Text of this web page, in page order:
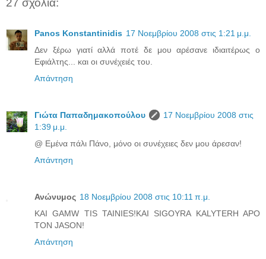
27 σχόλια:
Panos Konstantinidis 17 Νοεμβρίου 2008 στις 1:21 μ.μ.
Δεν ξέρω γιατί αλλά ποτέ δε μου αρέσανε ιδιαιτέρως ο
Εφιάλτης... και οι συνέχειές του.
Απάντηση
Γιώτα Παπαδημακοπούλου
17 Νοεμβρίου 2008 στις
1:39 μ.μ.
@ Εμένα πάλι Πάνο, μόνο οι συνέχειες δεν μου άρεσαν!
Απάντηση
Ανώνυμος 18 Νοεμβρίου 2008 στις 10:11 π.μ.
KAI GAMW TIS TAINIES!KAI SIGOYRA KALYTERH APO
TON JASON!
Απάντηση